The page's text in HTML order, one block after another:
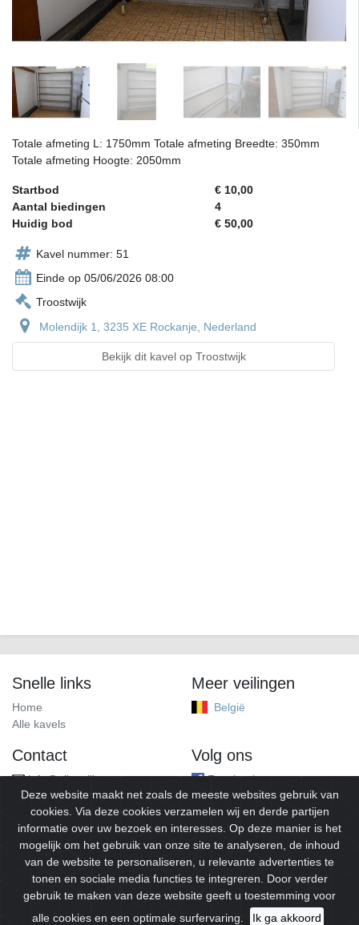
Totale afmeting L: 1750mm Totale afmeting Breedte: 350mm
Totale afmeting Hoogte: 2050mm
Startbod
€ 10,00
Aantal biedingen
4
Huidig bod
€ 50,00
Kavel nummer: 51
Einde op 05/06/2026 08:00
Troostwijk
Molendijk 1, 3235 XE Rockanje, Nederland
Bekijk dit kavel op Troostwijk
Snelle links
Home
Alle kavels
Meer veilingen
België
Contact
info@alleveilingen.net
Volg ons
Facebook
© 2026Alleveilingen.Alle rechten voorbehouden.
Deze website maakt net zoals de meeste websites gebruik van
cookies. Via deze cookies verzamelen wij en derde partijen
informatie over uw bezoek en interesses. Op deze manier is het
mogelijk om het gebruik van onze site te analyseren, de inhoud
van de website te personaliseren, u relevante advertenties te
tonen en sociale media functies te integreren. Door verder
gebruik te maken van deze website geeft u toestemming voor
alle cookies en een optimale surfervaring.
Ik ga akkoord